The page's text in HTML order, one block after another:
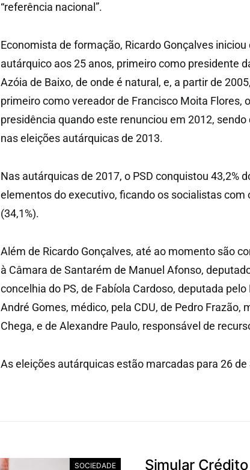
“referência nacional”.
Economista de formação, Ricardo Gonçalves
autárquico aos 25 anos, primeiro como presidente
Azóia de Baixo, de onde é natural, e, a partir de
primeiro como vereador de Francisco Moita Flores,
presidência quando este renunciou em 2012,
nas eleições autárquicas de 2013.
Nas autárquicas de 2017, o PSD conquistou 43,2%
elementos do executivo, ficando os socialistas com
(34,1%).
Além de Ricardo Gonçalves, até ao momento são
à Câmara de Santarém de Manuel Afonso,
concelhia do PS, de Fabíola Cardoso, deputada pelo
André Gomes, médico, pela CDU, de Pedro Frazão,
Chega, e de Alexandre Paulo, responsável de
As eleições autárquicas estão marcadas para 26
SOCIEDADE Simular